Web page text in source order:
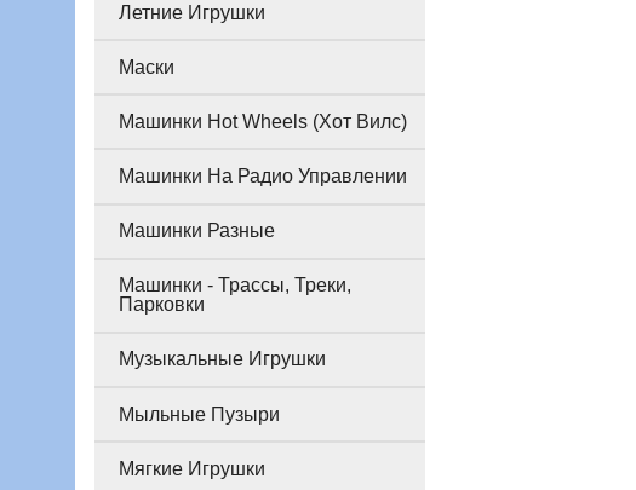
Летние Игрушки
Маски
Машинки Hot Wheels (Хот Вилс)
Машинки На Радио Управлении
Машинки Разные
Машинки - Трассы, Треки,
Парковки
Музыкальные Игрушки
Мыльные Пузыри
Мягкие Игрушки